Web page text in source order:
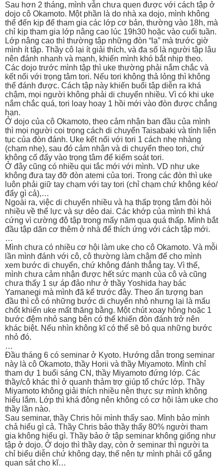
Sau hơn 2 tháng, mình vẫn chưa quen được với cách tập ở
dojo cô Okamoto. Một phần là do nhà xa dojo, mình không
thể đến kịp để tham gia các lớp cơ bản, thường vào 18h, mà
chỉ kịp tham gia lớp nâng cao lúc 19h30 hoặc vào cuối tuần.
Lớp nâng cao thì thường tập những đòn “lạ” mà trước giờ
mình ít tập. Thầy cô lại ít giải thích, và đa số là người tập lâu
nên đánh nhanh và mạnh, khiến mình khó bắt nhịp theo.
Các dojo trước mình tập thì uke thường phải nắm chắc và
kết nối với trọng tâm tori. Nếu tori không thả lỏng thì không
thể đánh được. Cách tập này khiến buổi tập diễn ra khá
chậm, mọi người không phải di chuyển nhiều. Vì có khi uke
nắm chắc quá, tori loay hoay 1 hồi mới vào đòn được chẳng
hạn.
Ở dojo của cô Okamoto, theo cảm nhận ban đầu của mình
thì mọi người coi trọng cách di chuyển Taisabaki và tính liên
tục của đòn đánh. Uke kết nối với tori 1 cách nhẹ nhàng
(chạm nhẹ), sau đó cảm nhận và di chuyển theo tori, chứ
không cố đẩy vào trọng tâm để kiểm soát tori.
Ở đây cũng có nhiều qui tắc mới với mình. VD như uke
không đưa tay đỡ đòn atemi của tori. Trong các đòn thì uke
luôn phải giữ tay chạm với tay tori (chỉ chạm chứ không kéo/
đẩy gì cả),…
Ngoài ra, việc di chuyển nhiều và hạ thấp trọng tâm đòi hỏi
nhiều về thể lực và sự dẻo dai. Các khớp của mình thì khá
cứng vì cường độ tập trong mấy năm qua quá thấp. Mình bắt
đầu tập dãn cơ thêm ở nhà để thích ứng với cách tập mới.
…
Mình chưa có nhiều cơ hội làm uke cho cô Okamoto. Và mỗi
lần mình đánh với cô, cô thường làm chậm để cho mình
xem bước di chuyển, chứ không đánh thẳng tay. Vì thế,
mình chưa cảm nhận được hết sức mạnh của cô và cũng
chưa thấy 1 sự áp đảo như ở thầy Yoshida hay bác
Yamanegi mà mình đã kể trước đây. Theo ấn tượng ban
đầu thì cô có những bước di chuyển nhỏ nhưng lại là mấu
chốt khiến uke mất thăng bằng. Một chút xoay hông hoặc 1
bước đệm nhỏ sang bên có thể khiến đòn đánh trở nên
khác biệt. Nếu nhìn không kĩ có thể sẽ bỏ qua những bước
nhỏ đó.
…
Đầu tháng 6 có seminar ở Kyoto. Hướng dẫn trong seminar
này là cô Okamoto, thầy Horii và thầy Miyamoto. Mình chỉ
tham dự 1 buổi sáng CN, thầy Miyamoto đứng lớp. Các
thầy/cô khác thì ở quanh thảm trợ giúp tổ chức lớp. Thầy
Miyamoto không giải thích nhiều nên thực sự mình không
hiểu lắm. Lớp thì khá đông nên không có cơ hội làm uke cho
thầy lần nào.
Sau seminar, thầy Chris hỏi mình thấy sao. Mình bảo mình
chả hiểu gì cả. Thầy Chris bảo thầy thấy 80% người tham
gia không hiểu gì. Thầy bảo ở tập seminar không giống như
tập ở dojo. Ở dojo thì thầy dạy, còn ở seminar thì người ta
chỉ biểu diễn chứ không dạy, thế nên tự mình phải cố gắng
quan sát cho kĩ…